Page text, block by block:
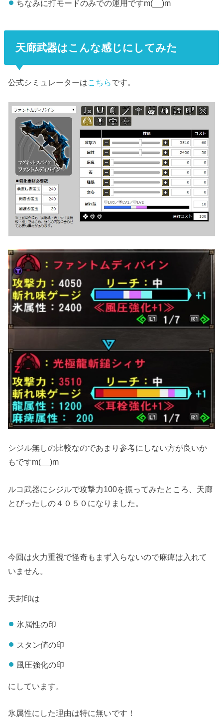
ちなみに打モードのみでの運用ですm(__)m
天廊武器はこんな感じにしてみた
公式シミュレーターはこちらです。
シジル無しの比較なのであまり参考にしない方が良いか
もですm(__)m
ルコ武器にシジルで攻撃力100を振ってみたところ、天廊
とぴったしの４０５０になりました。
今回は火力重視で怪奇もまず入らないので麻痺は入れて
いません。
天封印は
氷属性の印
スタン値の印
風圧強化の印
にしています。
氷属性にした理由は特に無いです！